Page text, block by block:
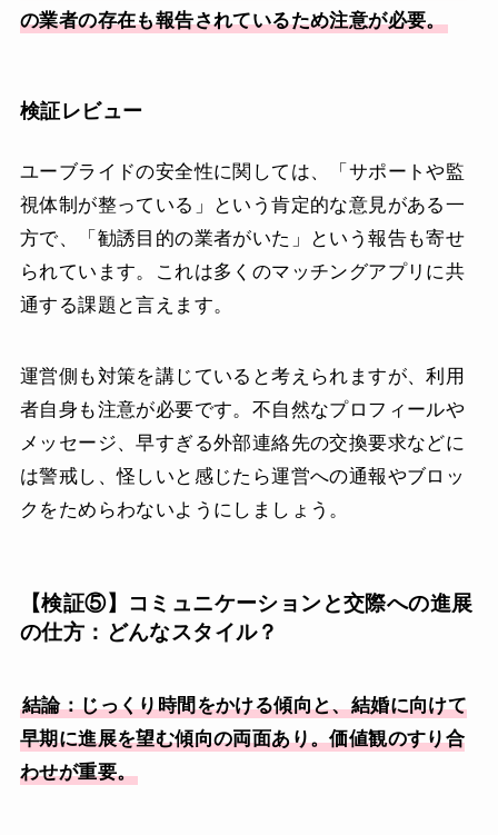
の業者の存在も報告されているため注意が必要。
検証レビュー
ユーブライドの安全性に関しては、「サポートや監
視体制が整っている」という肯定的な意見がある一
方で、「勧誘目的の業者がいた」という報告も寄せ
られています。これは多くのマッチングアプリに共
通する課題と言えます。
運営側も対策を講じていると考えられますが、利用
者自身も注意が必要です。不自然なプロフィールや
メッセージ、早すぎる外部連絡先の交換要求などに
は警戒し、怪しいと感じたら運営への通報やブロッ
クをためらわないようにしましょう。
【検証⑤】コミュニケーションと交際への進展
の仕方：どんなスタイル？
結論：じっくり時間をかける傾向と、結婚に向けて
早期に進展を望む傾向の両面あり。価値観のすり合
わせが重要。